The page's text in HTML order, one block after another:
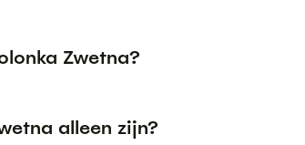
Zwetna?
alleen zijn?